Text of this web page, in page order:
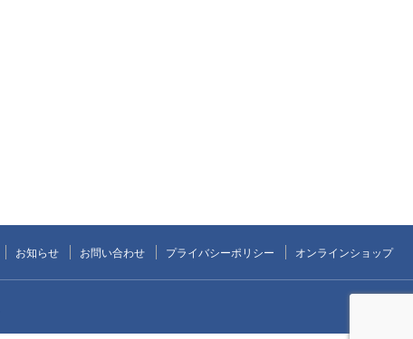
お知らせ お問い合わせ プライバシーポリシー オンラインショップ